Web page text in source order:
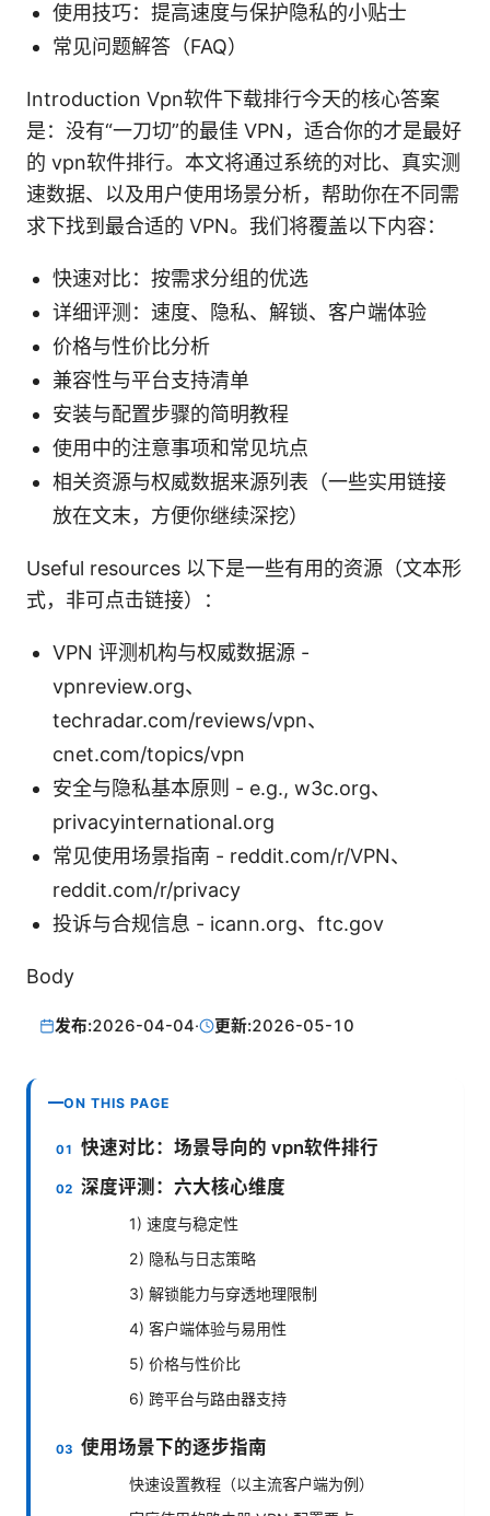
使用技巧：提高速度与保护隐私的小贴士
常见问题解答（FAQ）
Introduction Vpn软件下载排行今天的核心答案
是：没有“一刀切”的最佳 VPN，适合你的才是最好
的 vpn软件排行。本文将通过系统的对比、真实测
速数据、以及用户使用场景分析，帮助你在不同需
求下找到最合适的 VPN。我们将覆盖以下内容：
快速对比：按需求分组的优选
详细评测：速度、隐私、解锁、客户端体验
价格与性价比分析
兼容性与平台支持清单
安装与配置步骤的简明教程
使用中的注意事项和常见坑点
相关资源与权威数据来源列表（一些实用链接
放在文末，方便你继续深挖）
Useful resources 以下是一些有用的资源（文本形
式，非可点击链接）：
VPN 评测机构与权威数据源 -
vpnreview.org、
techradar.com/reviews/vpn、
cnet.com/topics/vpn
安全与隐私基本原则 - e.g., w3c.org、
privacyinternational.org
常见使用场景指南 - reddit.com/r/VPN、
reddit.com/r/privacy
投诉与合规信息 - icann.org、ftc.gov
Body
发布:2026-04-04· 更新:2026-05-10
ON THIS PAGE
快速对比：场景导向的 vpn软件排行
深度评测：六大核心维度
1) 速度与稳定性
2) 隐私与日志策略
3) 解锁能力与穿透地理限制
4) 客户端体验与易用性
5) 价格与性价比
6) 跨平台与路由器支持
使用场景下的逐步指南
快速设置教程（以主流客户端为例）